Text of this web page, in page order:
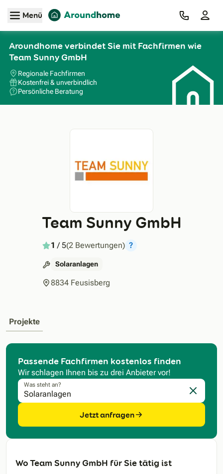
Zum Hauptinhalt
Menü
Aroundhome verbindet Sie mit Fachfirmen wie
Team Sunny GmbH
Regionale Fachfirmen
Kostenfrei & unverbindlich
Persönliche Beratung
Team Sunny GmbH
1 / 5(2 Bewertungen) ?
Solaranlagen
8834 Feusisberg
Projekte
Passende Fachfirmen kostenlos finden
Wir schlagen Ihnen bis zu drei Anbieter vor!
Was steht an?
Eingabe
Jetzt anfragen
Wo Team Sunny GmbH für Sie tätig ist